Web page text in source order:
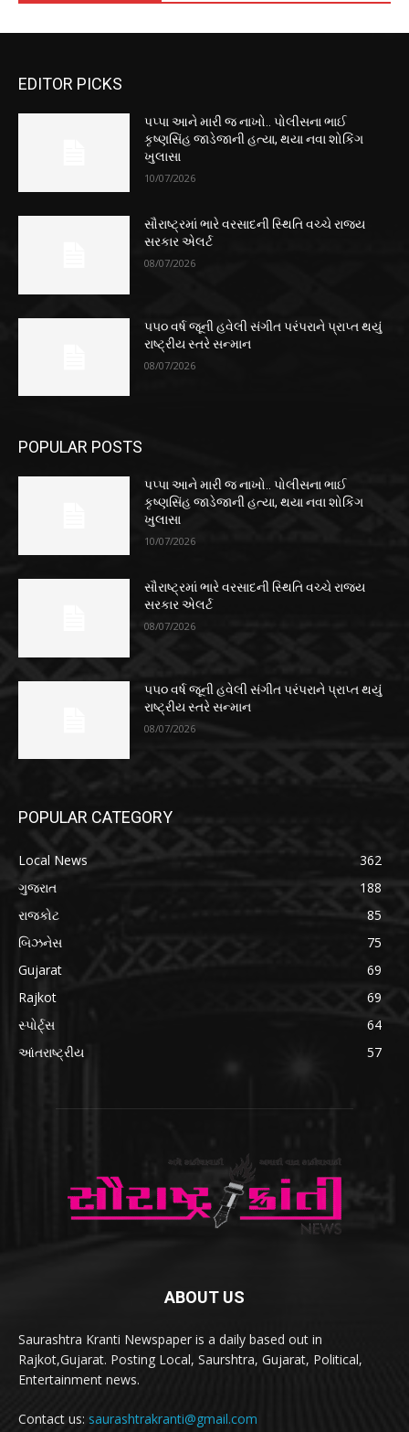
EDITOR PICKS
પપ્પા આને મારી જ નાખો.. પોલીસના ભાઈ
કૃષ્ણસિંહ જાડેજાની હત્યા, થયા નવા શોકિંગ
ખુલાસા
10/07/2026
સૌરાષ્ટ્રમાં ભારે વરસાદની સ્થિતિ વચ્ચે રાજ્ય
સરકાર એલર્ટ
08/07/2026
૫૫૦ વર્ષ જૂની હવેલી સંગીત પરંપરાને પ્રાપ્ત થયું
રાષ્ટ્રીય સ્તરે સન્માન
08/07/2026
POPULAR POSTS
પપ્પા આને મારી જ નાખો.. પોલીસના ભાઈ
કૃષ્ણસિંહ જાડેજાની હત્યા, થયા નવા શોકિંગ
ખુલાસા
10/07/2026
સૌરાષ્ટ્રમાં ભારે વરસાદની સ્થિતિ વચ્ચે રાજ્ય
સરકાર એલર્ટ
08/07/2026
૫૫૦ વર્ષ જૂની હવેલી સંગીત પરંપરાને પ્રાપ્ત થયું
રાષ્ટ્રીય સ્તરે સન્માન
08/07/2026
POPULAR CATEGORY
Local News
362
ગુજરાત
188
રાજકોટ
85
બિઝનેસ
75
Gujarat
69
Rajkot
69
સ્પોર્ટ્સ
64
આંતરાષ્ટ્રીય
57
ABOUT US
Saurashtra Kranti Newspaper is a daily based out in
Rajkot,Gujarat. Posting Local, Saurshtra, Gujarat, Political,
Entertainment news.
Contact us: saurashtrakranti@gmail.com